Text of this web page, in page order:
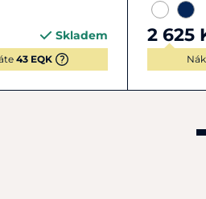
Skladem
43 EQK
2 625